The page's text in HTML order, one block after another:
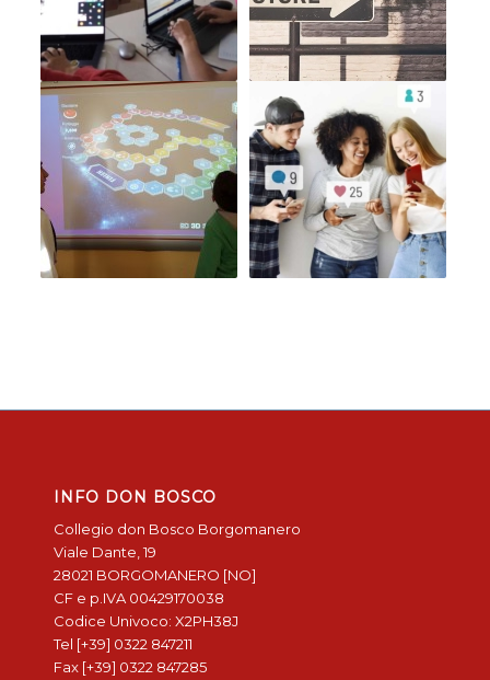
INFO DON BOSCO
Collegio don Bosco Borgomanero
Viale Dante, 19
28021 BORGOMANERO [NO]
CF e p.IVA 00429170038
Codice Univoco: X2PH38J
Tel [+39] 0322 847211
Fax [+39] 0322 847285